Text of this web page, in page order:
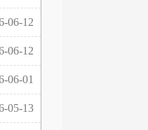
06-12
06-12
06-01
05-13